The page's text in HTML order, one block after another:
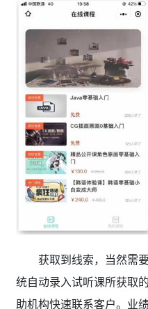
获取到线索，当然需
统自动录入试听课所获取
助机构快速联系客户。 业